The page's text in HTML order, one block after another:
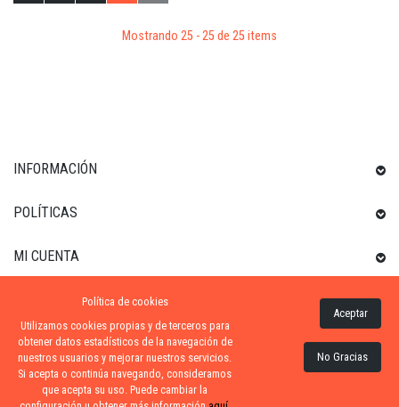
Mostrando 25 - 25 de 25 items
INFORMACIÓN
POLÍTICAS
MI CUENTA
INFORMACIÓN SOBRE LA TIENDA
ZONA-PISCINA| DISTRIBUIDORES OFICIALES KRIPSOL
Política de cookies
Utilizamos cookies propias y de terceros para
obtener datos estadísticos de la navegación de
nuestros usuarios y mejorar nuestros servicios.
Si acepta o continúa navegando, consideramos
que acepta su uso. Puede cambiar la
Aceptar
No Gracias